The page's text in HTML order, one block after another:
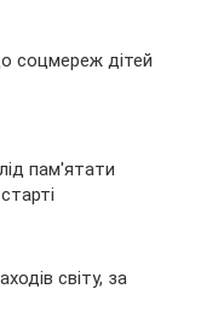
соцмереж дітей
пам'ятати
світу, за